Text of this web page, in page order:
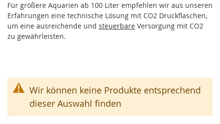
Für größere Aquarien ab 100 Liter empfehlen wir aus unseren
Erfahrungen eine technische Lösung mit CO2 Druckflaschen,
um eine ausreichende und steuerbare Versorgung mit CO2
zu gewährleisten.
Wir können keine Produkte entsprechend
dieser Auswahl finden